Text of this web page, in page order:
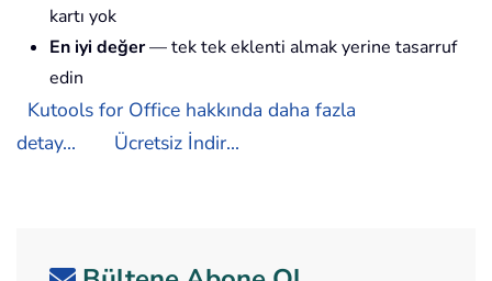
kartı yok
En iyi değer— tek tek eklenti almak yerine tasarruf
edin
Kutools for Office hakkında daha fazla
detay...
Ücretsiz İndir...